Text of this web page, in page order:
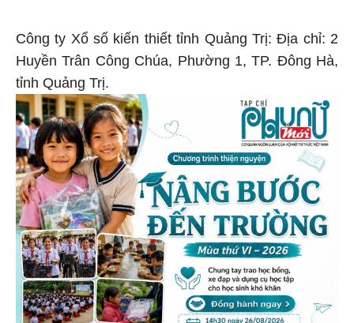
Công ty Xổ số kiến thiết tỉnh Quảng Trị: Địa chỉ: 2
Huyền Trân Công Chúa, Phường 1, TP. Đông Hà,
tỉnh Quảng Trị.